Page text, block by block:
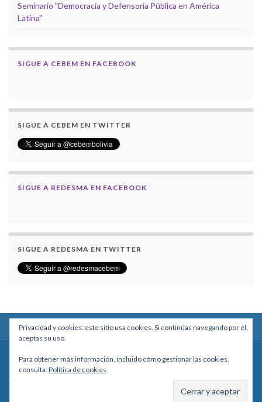
Seminario "Democracia y Defensoría Pública en América
Latina"
SIGUE A CEBEM EN FACEBOOK
SIGUE A CEBEM EN TWITTER
SIGUE A REDESMA EN FACEBOOK
SIGUE A REDESMA EN TWITTER
Calle Macario Pinilla # 2588 esq. Av. Arce, Edificio Arcadia, Mezzanine, Of. 101
- La Paz, Bolivia
Teléfono: +591 2431818 - Celular: +591 73027636
Privacidad y cookies: este sitio usa cookies. Si continúas navegando por él,
aceptas su uso.
Para obtener más información, incluido cómo gestionar las cookies,
consulta:Política de cookies